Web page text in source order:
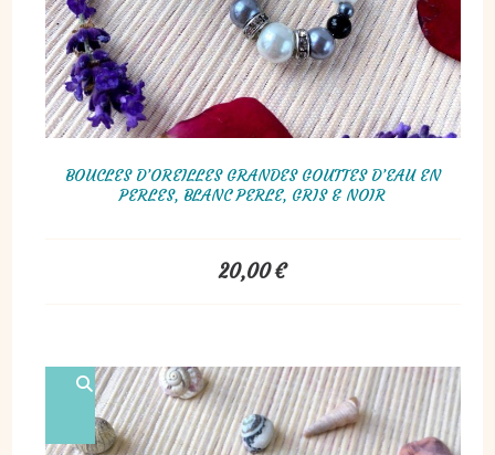
BOUCLES D’OREILLES GRANDES GOUTTES D’EAU EN
PERLES, BLANC PERLE, GRIS & NOIR
20,00€